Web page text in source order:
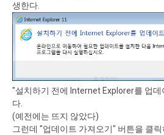
생한다.
"설치하기 전에 Internet Explorer를 업
다.
(예전에는 뜨지 않았다)
그런데 "업데이트 가져오기" 버튼을 클